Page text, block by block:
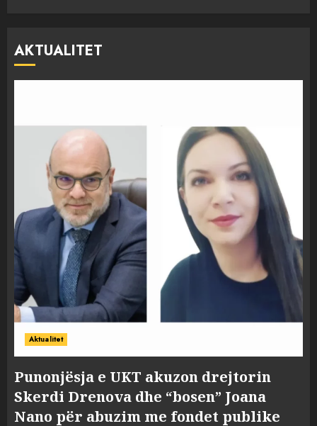
AKTUALITET
Aktualitet
Punonjësja e UKT akuzon drejtorin
Skerdi Drenova dhe “bosen” Joana
Nano për abuzim me fondet publike